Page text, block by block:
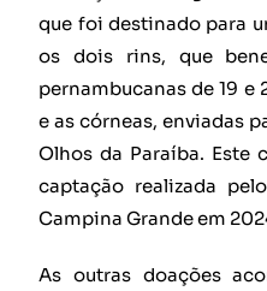
que foi destinado para
os dois rins, que
pernambucanas de 19 e
e as córneas, enviadas
Olhos da Paraíba. Este
captação realizada
Campina Grande em
As outras doações